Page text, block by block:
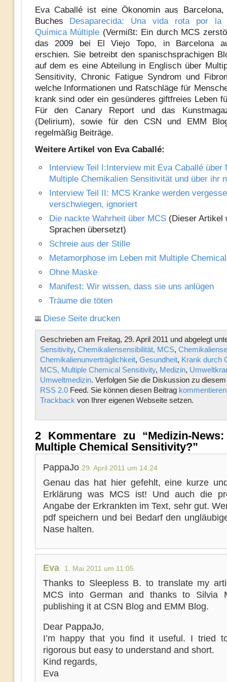
Eva Caballé ist eine Ökonomin aus
Buches Desaparecida: Una vida rota por la
Química Múltiple (Vermißt: Ein durch MCS
das 2009 bei El Viejo Topo, in Barcelona
erschien. Sie betreibt den spanischsprachigen
auf dem es eine Abteilung in Englisch über
Sensitivity, Chronic Fatigue Syndrom und
welche Informationen und Ratschläge für
krank sind oder ein gesünderes giftfreies Leben
Für den Canary Report und das
(Delirium), sowie für den CSN und EMM
regelmäßig Beiträge.
Weitere Artikel von Eva Caballé:
Interview Teil I:Interview mit Eva Caballé über
Multiple Chemikalien Sensitivität und über ihr
Interview Teil II: MCS Kranke werden
verschwiegen, ignoriert
Die nackte Wahrheit über MCS (Dieser Artikel
Sprachen übersetzt)
Schreie aus der Stille
Metamorphose im Leben mit Multiple
Ohne Maske
Manifest: Wir wissen, dass sie uns anlügen
Träume die töten
Diese Seite drucken
Geschrieben am Freitag, 29. April 2011 und abgelegt
Sensitivity, Chemikaliensensibilität, MCS,
Chemikalienunverträglichkeit, Gesundheit, Krank durch
MCS, Multiple Chemical Sensitivity, Medizin,
Umweltmedizin. Verfolgen Sie die Diskussion zu
RSS 2.0Feed. Sie können diesen Beitrag kommentieren
Trackback von Ihrer eigenen Webseite setzen.
2 Kommentare zu “Medizin-
Multiple Chemical Sensitivity?”
PappaJo 29. April 2011 um 14:24
Genau das hat hier gefehlt, eine kurze
Erklärung was MCS ist! Und auch die
Angabe der Erkrankten im Text, sehr gut.
pdf speichern und bei Bedarf den
Nase halten.
Eva 1. Mai 2011 um 11:05
Thanks to Sleepless B. to translate my
MCS into German and thanks to Silvia
publishing it at CSN Blog and EMM Blog.
Dear PappaJo,
I’m happy that you find it useful. I tried
rigorous but easy to understand and short.
Kind regards,
Eva